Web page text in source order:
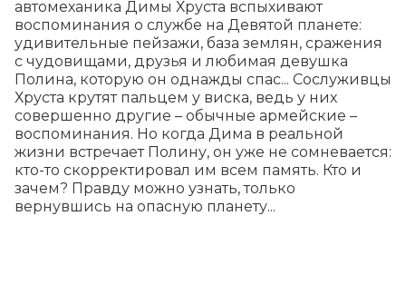
автомеханика Димы Хруста вспыхивают
воспоминания о службе на Девятой планете:
удивительные пейзажи, база землян, сражения
с чудовищами, друзья и любимая девушка
Полина, которую он однажды спас... Сослуживцы
Хруста крутят пальцем у виска, ведь у них
совершенно другие – обычные армейские –
воспоминания. Но когда Дима в реальной
жизни встречает Полину, он уже не сомневается:
кто-то скорректировал им всем память. Кто и
зачем? Правду можно узнать, только
вернувшись на опасную планету...